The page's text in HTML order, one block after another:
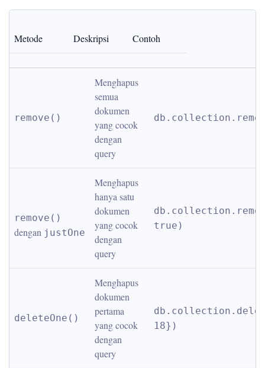
Metode Deskripsi Contoh
remove()
Menghapus
semua
dokumen
yang cocok
dengan
query
remove()
dengan justOne
Menghapus
hanya satu
dokumen
yang cocok
dengan
query
true)
deleteOne()
Menghapus
dokumen
pertama
yang cocok
dengan
query
18})